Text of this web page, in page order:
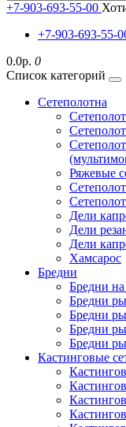
+7-903-693-55-00
+7-903-693-55-
0.0р. 0
Список категорий
Сетеполотна
Ряжевые
Дели
Дели
Дели
Хамсарос
Бредни
Бредни на
Бредни
Бредни
Бредни
Бредни
Кастинговые